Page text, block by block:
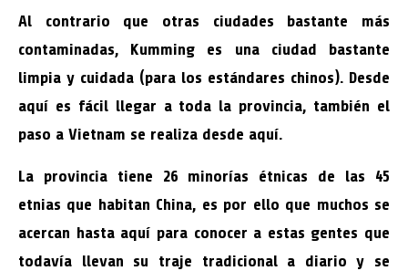
Al contrario que otras ciudades bastante más
contaminadas, Kumming es una ciudad bastante
limpia y cuidada (para los estándares chinos). Desde
aquí es fácil llegar a toda la provincia, también el
paso a Vietnam se realiza desde aquí.
La provincia tiene 26 minorías étnicas de las 45
etnias que habitan China, es por ello que muchos se
acercan hasta aquí para conocer a estas gentes que
todavía llevan su traje tradicional a diario y se